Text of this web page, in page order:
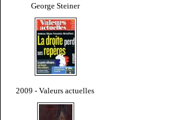
George Steiner
2009 - Valeurs actuelles